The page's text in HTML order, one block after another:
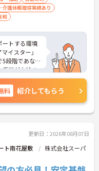
介護休暇取得実績あり
給
トする環境
イスター」
5段階であな
手当が支給さ
め「サンク
ています。ス
えた仲間に
組みで、毎月
合えるため、
職場です。
！」という
、入社1日
フジキャタ提
料 紹介してもらう
更新日：2026年08月07日
ト南花屋敷
株式会社スーパ